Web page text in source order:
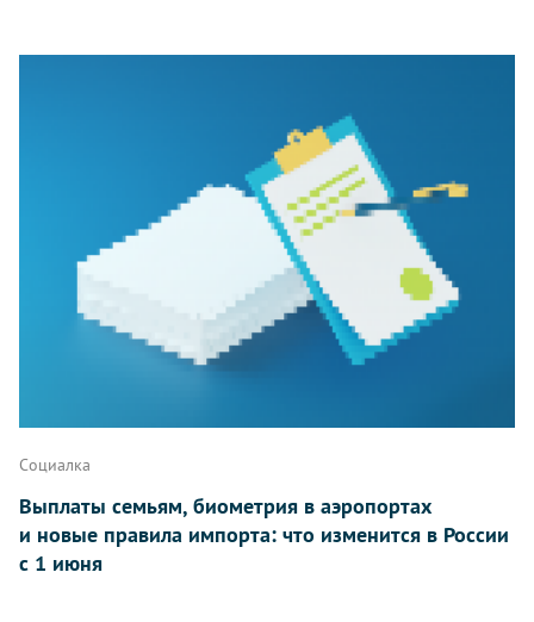
Социалка
Выплаты семьям, биометрия в аэропортах
и новые правила импорта: что изменится в России
с 1 июня